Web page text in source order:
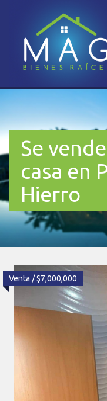
Se
casa en
Hierro
Renta / $7,000,000
Venta / $7,000,000